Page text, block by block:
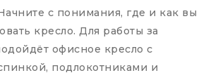
с понимания, где и как вы
кресло. Для работы за
офисное кресло с
подлокотниками и